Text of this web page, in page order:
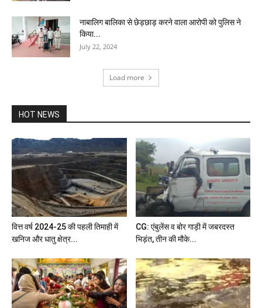
नाबालिग बालिका से छेड़छाड़ करने वाला आरोपी को पुलिस ने
किया...
July 22, 2024
Load more
HOT NEWS
वित्त वर्ष 2024-25 की पहली तिमाही में
खनिज और धातु क्षेत्र...
CG: एंबुलेंस व बोर गाड़ी में जबरदस्त
भिड़ंत, तीन की मौके...